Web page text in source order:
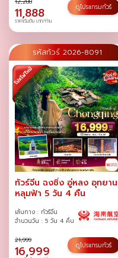
11,888
ราคาเริ่มต้น บาท/ท่าน
ดูโปรแกรมทัวร์
รหัสทัวร์ 2026-8091
ทัวร์จีน ฉงชิ่ง อู่หลง อุทยาน
หลุมฟ้า 5 วัน 4 คืน
เส้นทาง : ทัวร์จีน
จำนวนวัน : 5 วัน 4 คืน
21,999
16,999 ดูโปรแกรมทัวร์